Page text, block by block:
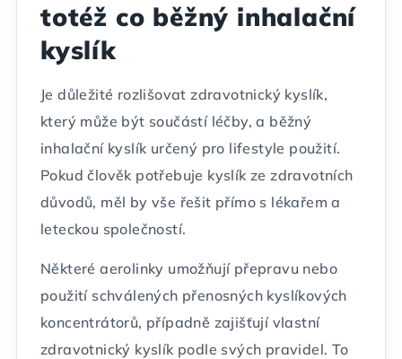
totéž co běžný inhalační
kyslík
Je důležité rozlišovat zdravotnický kyslík,
který může být součástí léčby, a běžný
inhalační kyslík určený pro lifestyle použití.
Pokud člověk potřebuje kyslík ze zdravotních
důvodů, měl by vše řešit přímo s lékařem a
leteckou společností.
Některé aerolinky umožňují přepravu nebo
použití schválených přenosných kyslíkových
koncentrátorů, případně zajišťují vlastní
zdravotnický kyslík podle svých pravidel. To